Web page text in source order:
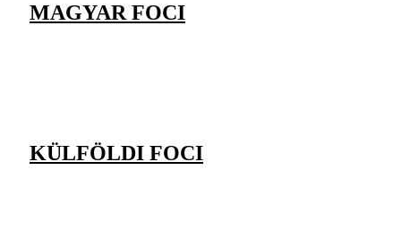
MAGYAR FOCI
KÜLFÖLDI FOCI